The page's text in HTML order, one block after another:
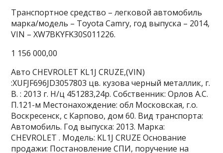
Транспортное средство – легковой автомобиль
марка/модель – Toyota Camry, год выпуска – 2014,
VIN – XW7BKYFK30S011226.
1 156 000,00
Авто CHEVROLET KL1J CRUZE,(VIN)
:XUFJF696JD3057803 цв. кузова черный металлик, г.
В. : 2013 г. Н/ц 451283,24р. Собственник: Орлов А.С.
П.121-м Местонахождение: обл Московская, г.о.
Воскресенск, с Карпово, дом 60. Вид транспорта:
Автомобиль. Год выпуска: 2013. Марка:
CHEVROLET . Модель: KL1J CRUZE Основание
продажи: Постановление СПИ, поручение на